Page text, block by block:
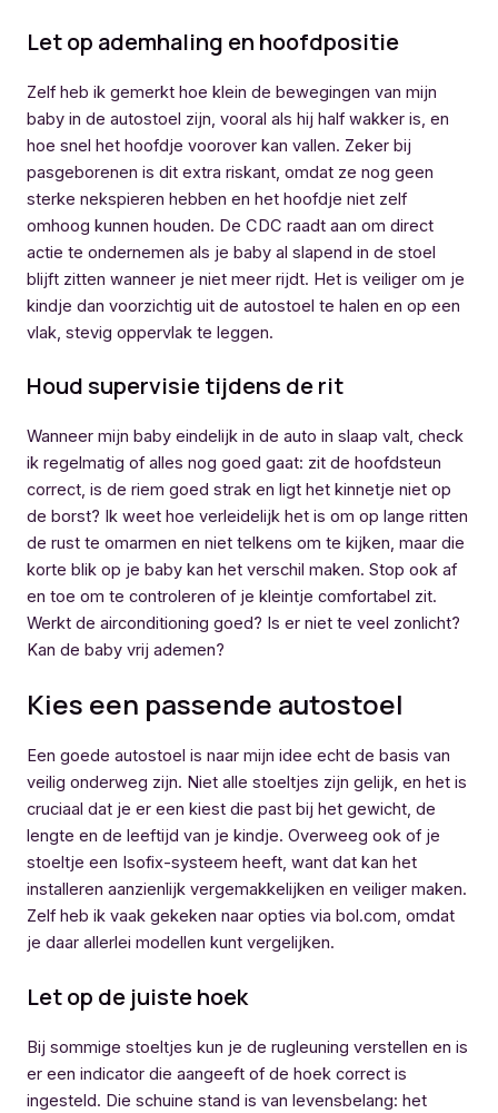
Let op ademhaling en hoofdpositie
Zelf heb ik gemerkt hoe klein de bewegingen van mijn
baby in de autostoel zijn, vooral als hij half wakker is, en
hoe snel het hoofdje voorover kan vallen. Zeker bij
pasgeborenen is dit extra riskant, omdat ze nog geen
sterke nekspieren hebben en het hoofdje niet zelf
omhoog kunnen houden. De CDC raadt aan om direct
actie te ondernemen als je baby al slapend in de stoel
blijft zitten wanneer je niet meer rijdt. Het is veiliger om je
kindje dan voorzichtig uit de autostoel te halen en op een
vlak, stevig oppervlak te leggen.
Houd supervisie tijdens de rit
Wanneer mijn baby eindelijk in de auto in slaap valt, check
ik regelmatig of alles nog goed gaat: zit de hoofdsteun
correct, is de riem goed strak en ligt het kinnetje niet op
de borst? Ik weet hoe verleidelijk het is om op lange ritten
de rust te omarmen en niet telkens om te kijken, maar die
korte blik op je baby kan het verschil maken. Stop ook af
en toe om te controleren of je kleintje comfortabel zit.
Werkt de airconditioning goed? Is er niet te veel zonlicht?
Kan de baby vrij ademen?
Kies een passende autostoel
Een goede autostoel is naar mijn idee echt de basis van
veilig onderweg zijn. Niet alle stoeltjes zijn gelijk, en het is
cruciaal dat je er een kiest die past bij het gewicht, de
lengte en de leeftijd van je kindje. Overweeg ook of je
stoeltje een Isofix-systeem heeft, want dat kan het
installeren aanzienlijk vergemakkelijken en veiliger maken.
Zelf heb ik vaak gekeken naar opties via bol.com, omdat
je daar allerlei modellen kunt vergelijken.
Let op de juiste hoek
Bij sommige stoeltjes kun je de rugleuning verstellen en is
er een indicator die aangeeft of de hoek correct is
ingesteld. Die schuine stand is van levensbelang: het